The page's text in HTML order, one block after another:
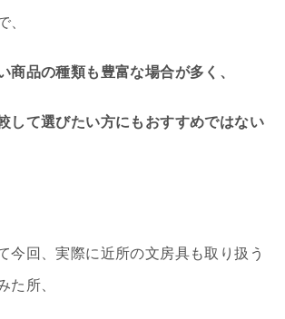
、
商品の種類も豊富な場合が多く、
して選びたい方にもおすすめではない
今回、実際に近所の文房具も取り扱う
た所、